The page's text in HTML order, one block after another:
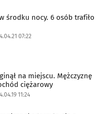
środku nocy. 6 osób trafiło
07:22
na miejscu. Mężczyznę
ciężarowy
11:24